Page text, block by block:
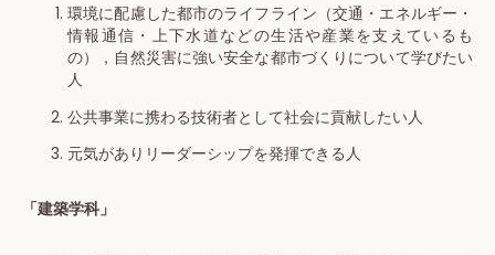
環境に配慮した都市のライフライン（交通・エネルギー・
情報通信・上下水道などの生活や産業を支えているも
の），自然災害に強い安全な都市づくりについて学びたい
人
公共事業に携わる技術者として社会に貢献したい人
元気がありリーダーシップを発揮できる人
「建築学科」